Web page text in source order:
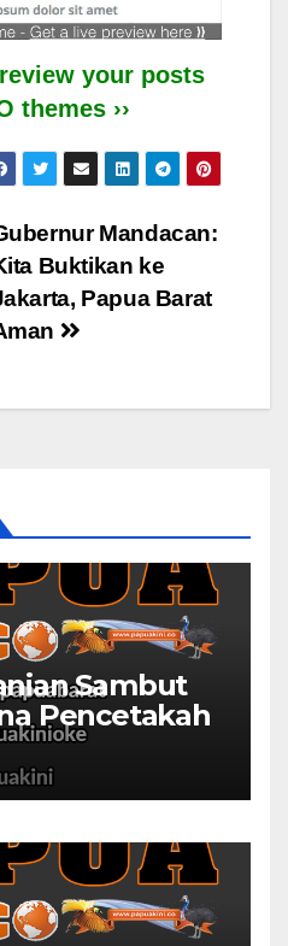
your posts
themes ››
Mandacan:
Buktikan ke
Papua Barat
Sambut
Pencetakah
di Papua